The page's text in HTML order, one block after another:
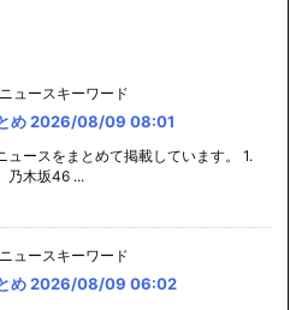
ニュースキーワード
め 2026/08/09 08:01
ュースをまとめて掲載しています。 1.
乃木坂46 ...
ニュースキーワード
め 2026/08/09 06:02